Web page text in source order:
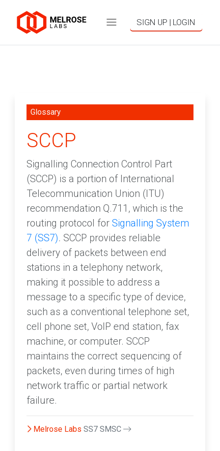
SIGN UP | LOGIN
Glossary
SCCP
Signalling Connection Control Part
(SCCP) is a portion of International
Telecommunication Union (ITU)
recommendation Q.711, which is the
routing protocol for Signalling System
7 (SS7). SCCP provides reliable
delivery of packets between end
stations in a telephony network,
making it possible to address a
message to a specific type of device,
such as a conventional telephone set,
cell phone set, VoIP end station, fax
machine, or computer. SCCP
maintains the correct sequencing of
packets, even during times of high
network traffic or partial network
failure.
Melrose Labs SS7 SMSC